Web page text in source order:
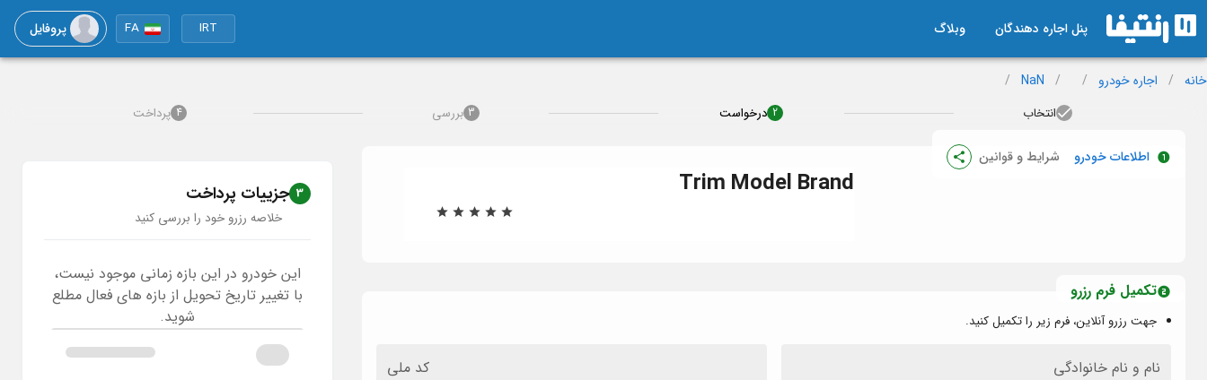
پنل اجاره دهندگان وبلاگ IRT
FA پروفایل
خانه / اجاره خودرو /
/
NaN
/
انتخاب 2 درخواست 3 بررسی 4 پرداخت
اطلاعات خودرو شرایط و قوانین
Brand
Model
Trim
تکمیل فرم رزرو
جهت رزرو آنلاین، فرم زیر را تکمیل کنید.
نام و نام خانوادگی کد ملی
3 جزییات پرداخت
خلاصه رزرو خود را بررسی کنید
این خودرو در این بازه زمانی موجود نیست،
با تغییر تاریخ تحویل از بازه های فعال مطلع
شوید.